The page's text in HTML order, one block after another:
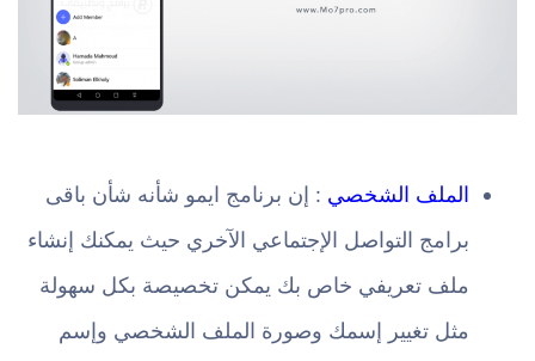
الملف الشخصي : إن برنامج ايمو شأنه شأن باقى
برامج التواصل الإجتماعي الآخري حيث يمكنك إنشاء
ملف تعريفي خاص بك يمكن تخصيصة بكل سهولة
مثل تغيير إسمك وصورة الملف الشخصي وإسم